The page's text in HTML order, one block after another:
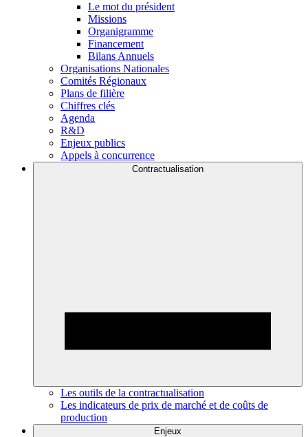
Le mot du président
Missions
Organigramme
Financement
Bilans Annuels
Organisations Nationales
Comités Régionaux
Plans de filière
Chiffres clés
Agenda
R&D
Enjeux publics
Appels à concurrence
Contractualisation
Les outils de la contractualisation
Les indicateurs de prix de marché et de coûts de
production
Enjeux